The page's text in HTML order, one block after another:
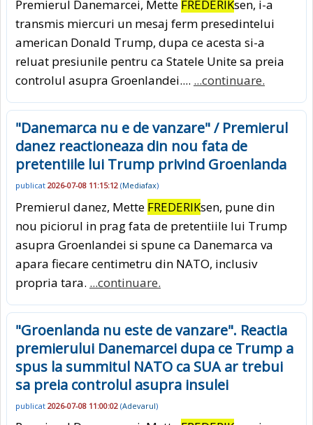
Premierul Danemarcei, Mette FREDERIKsen, i-a
transmis miercuri un mesaj ferm presedintelui
american Donald Trump, dupa ce acesta si-a
reluat presiunile pentru ca Statele Unite sa preia
controlul asupra Groenlandei.... ...continuare.
"Danemarca nu e de vanzare" / Premierul
danez reactioneaza din nou fata de
pretentiile lui Trump privind Groenlanda
publicat 2026-07-08 11:15:12 (Mediafax)
Premierul danez, Mette FREDERIKsen, pune din
nou piciorul in prag fata de pretentiile lui Trump
asupra Groenlandei si spune ca Danemarca va
apara fiecare centimetru din NATO, inclusiv
propria tara. ...continuare.
"Groenlanda nu este de vanzare". Reactia
premierului Danemarcei dupa ce Trump a
spus la summitul NATO ca SUA ar trebui
sa preia controlul asupra insulei
publicat 2026-07-08 11:00:02 (Adevarul)